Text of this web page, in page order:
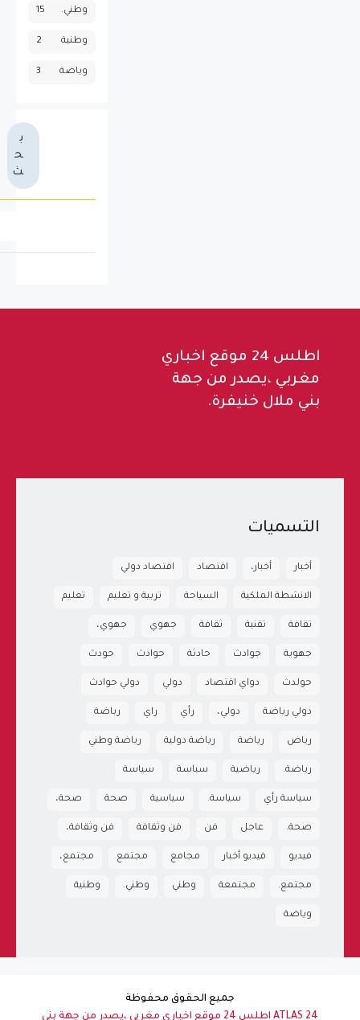
وطني. 15
وطنية 2
وياضة 3
ب
ح
ث
اطلس 24 موقع اخباري
مغربي ،يصدر من جهة
بني ملال خنيفرة.
التسميات
أخبار أخبار، اقتصاد اقتصاد دولي
الانشطة الملكية السياحة تربية و تعليم تعليم
تقافة تقنية ثقافة جهوي جهوي،
جهوية جوادث حادثة حوادث حودث
حولدث دواي اقتصاد دولي دولي حوادث
دولي رياضة دولي، رأي راي رباضة
رياض رياضة رياضة دولية رياضة وطني
رياضة. رياضية سباسة سياسة
سياسة رأي سياسة. سياسية صحة صحة،
صحة. عاجل فن فن وثقافة فن وثقافة،
فيديو فيديو أخبار مجامع مجتمع مجتمع،
مجتمع. مجتمعة وطني وطني. وطنية
وياضة
جميع الحقوق محفوظة
ATLAS 24 اطلس 24 موقع اخباري مغربي ،يصدر من جهة بني